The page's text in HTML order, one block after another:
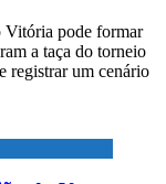
Vitória pode formar
a taça do torneio
registrar um cenário